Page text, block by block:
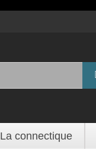
La connectique